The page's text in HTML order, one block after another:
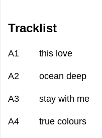
Tracklist
A1 this love
A2 ocean deep
A3 stay with me
A4 true colours